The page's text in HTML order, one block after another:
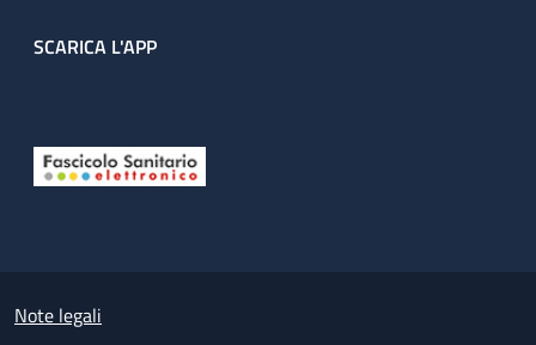
SCARICA L'APP
Small prints
Note legali